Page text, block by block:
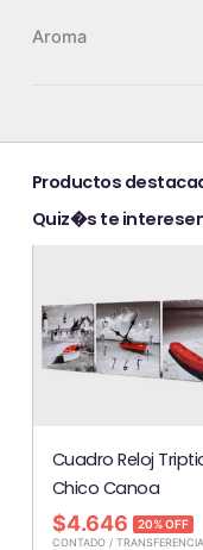
Aroma
Productos
Quiz�s te
Cuadro Reloj
Chico Canoa
$4.646 20% OFF
CONTADO / TRANSFERENCIA